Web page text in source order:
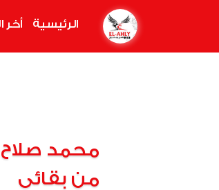
الرئيسية أخر
محمد صلاح:
من بقائي